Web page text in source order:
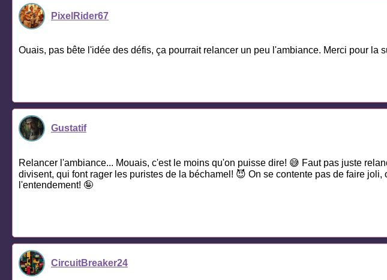
PixelRider67
Ouais, pas bête l'idée des défis, ça pourrait relancer un peu l'ambiance. Merci pour la
Gustatif
Relancer l'ambiance... Mouais, c'est le moins qu'on puisse dire! 😅 Faut pas juste
divisent, qui font rager les puristes de la béchamel! 😈 On se contente pas de faire
l'entendement! 🤪
CircuitBreaker24